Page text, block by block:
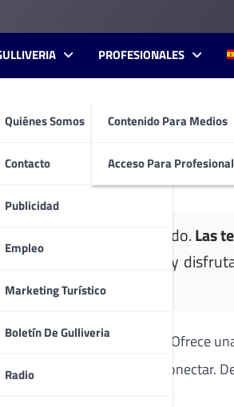
Quiénes Somos
Contacto
Publicidad
Empleo
Marketing Turístico
Boletín De Gulliveria
Radio
PROFESIONALES
Contenido Para Medios
Acceso Para
Tajo como telón de fondo. Las
una copa con amigos y
de la ciudad:
su apertura en 2008. Ofrece
chill-out para desconectar.